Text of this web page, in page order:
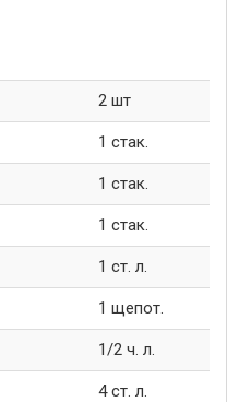
2 шт
1 стак.
1 стак.
1 стак.
1 ст. л.
1 щепот.
1/2 ч. л.
4 ст. л.